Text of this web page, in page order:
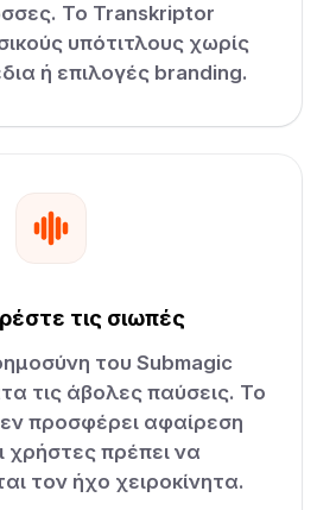
Το Transkriptor
υπότιτλους χωρίς
ή επιλογές branding.
τις σιωπές
του Submagic
τις άβολες παύσεις. Το
προσφέρει αφαίρεση
χρήστες πρέπει να
τον ήχο χειροκίνητα.